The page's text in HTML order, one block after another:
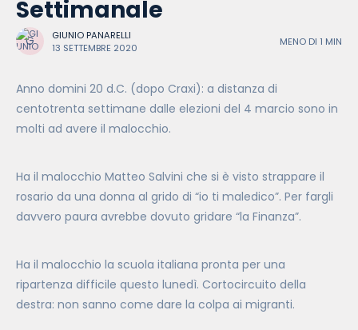
Settimanale
GIUNIO PANARELLI
13 SETTEMBRE 2020
MENO DI 1 MIN
Anno domini 20 d.C. (dopo Craxi): a distanza di
centotrenta settimane dalle elezioni del 4 marcio sono in
molti ad avere il malocchio.
Ha il malocchio Matteo Salvini che si è visto strappare il
rosario da una donna al grido di “io ti maledico”. Per fargli
davvero paura avrebbe dovuto gridare “la Finanza”.
Ha il malocchio la scuola italiana pronta per una
ripartenza difficile questo lunedì. Cortocircuito della
destra: non sanno come dare la colpa ai migranti.